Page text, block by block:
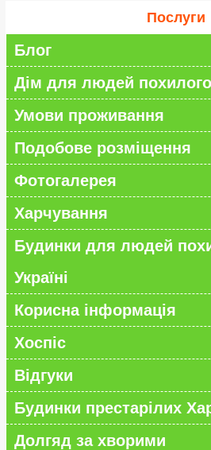
Послуги
Блог
Дім для людей похилого
Умови проживання
Подобове розміщення
Фотогалерея
Харчування
Будинки для людей
Україні
Корисна інформація
Хоспіс
Відгуки
Будинки престарілих
Долгяд за хворими